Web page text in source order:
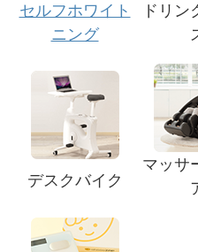
セルフホワイト
ニング
ドリン
デスクバイク
マッサ